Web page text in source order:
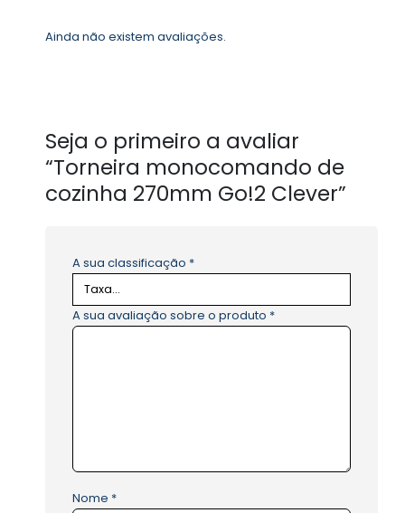
Ainda não existem avaliações.
Seja o primeiro a avaliar
“Torneira monocomando de
cozinha 270mm Go!2 Clever”
A sua classificação *
A sua avaliação sobre o produto *
Nome *